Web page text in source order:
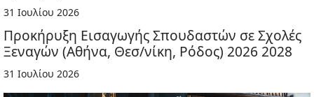
31 Ιουλίου 2026
Προκήρυξη Εισαγωγής Σπουδαστών σε Σχολές
Ξεναγών (Αθήνα, Θεσ/νίκη, Ρόδος) 2026 2028
31 Ιουλίου 2026